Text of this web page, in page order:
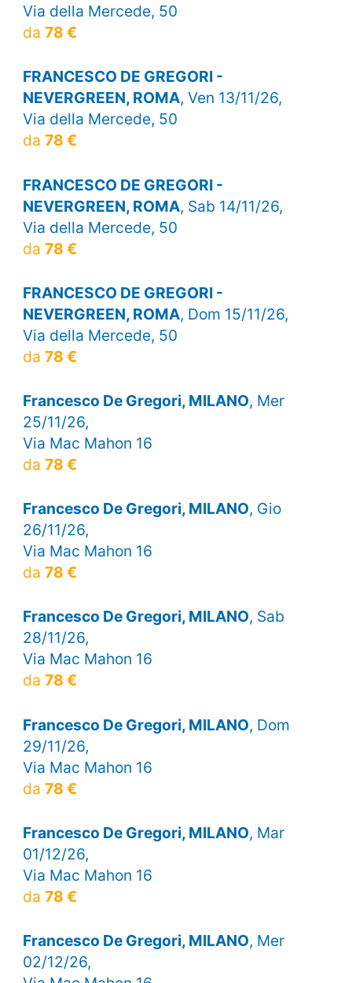
Via della Mercede, 50
da 78 €
FRANCESCO DE GREGORI -
NEVERGREEN, ROMA, Ven 13/11/26,
Via della Mercede, 50
da 78 €
FRANCESCO DE GREGORI -
NEVERGREEN, ROMA, Sab 14/11/26,
Via della Mercede, 50
da 78 €
FRANCESCO DE GREGORI -
NEVERGREEN, ROMA, Dom 15/11/26,
Via della Mercede, 50
da 78 €
Francesco De Gregori, MILANO, Mer
25/11/26,
Via Mac Mahon 16
da 78 €
Francesco De Gregori, MILANO, Gio
26/11/26,
Via Mac Mahon 16
da 78 €
Francesco De Gregori, MILANO, Sab
28/11/26,
Via Mac Mahon 16
da 78 €
Francesco De Gregori, MILANO, Dom
29/11/26,
Via Mac Mahon 16
da 78 €
Francesco De Gregori, MILANO, Mar
01/12/26,
Via Mac Mahon 16
da 78 €
Francesco De Gregori, MILANO, Mer
02/12/26,